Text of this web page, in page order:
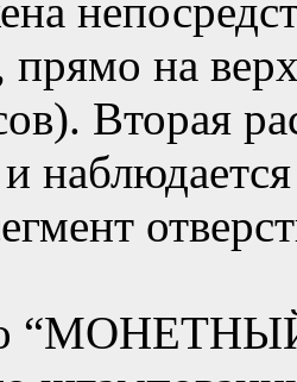
на
Вторая
наблюдается
“МОНЕТНЫЙ